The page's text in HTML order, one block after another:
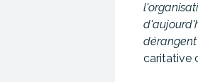
caritative